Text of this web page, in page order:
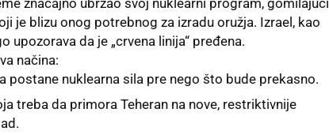
je blizu onog potrebnog za izradu oružja. Izrael, kao
upozorava da je „crvena linija“ pređena.
načina:
postane nuklearna sila pre nego što bude prekasno.
treba da primora Teheran na nove, restriktivnije